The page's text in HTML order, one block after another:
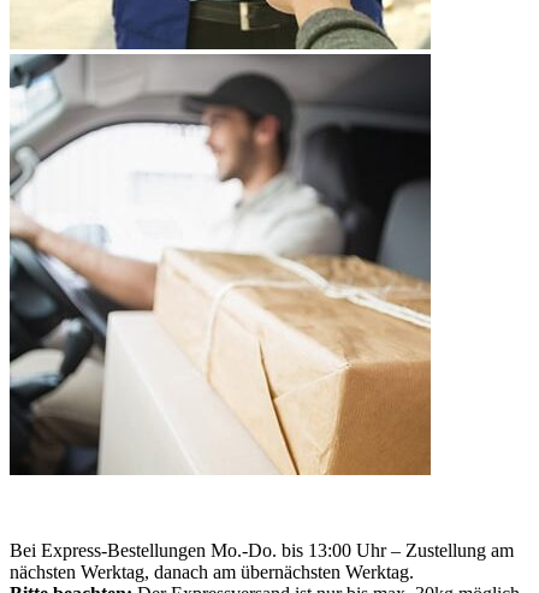
Bei Express-Bestellungen Mo.-Do. bis 13:00 Uhr – Zustellung am
nächsten Werktag, danach am übernächsten Werktag.